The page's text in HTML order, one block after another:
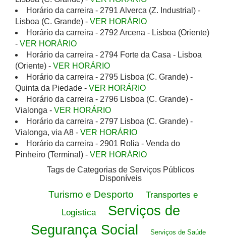
Horário da carreira - 2791 Alverca (Z. Industrial) -
Lisboa (C. Grande) - VER HORÁRIO
Horário da carreira - 2792 Arcena - Lisboa (Oriente)
- VER HORÁRIO
Horário da carreira - 2794 Forte da Casa - Lisboa
(Oriente) - VER HORÁRIO
Horário da carreira - 2795 Lisboa (C. Grande) -
Quinta da Piedade - VER HORÁRIO
Horário da carreira - 2796 Lisboa (C. Grande) -
Vialonga - VER HORÁRIO
Horário da carreira - 2797 Lisboa (C. Grande) -
Vialonga, via A8 - VER HORÁRIO
Horário da carreira - 2901 Rolia - Venda do
Pinheiro (Terminal) - VER HORÁRIO
Tags de Categorias de Serviços Públicos
Disponíveis
Turismo e Desporto
Transportes e
Logística
Serviços de
Segurança Social
Serviços de Saúde